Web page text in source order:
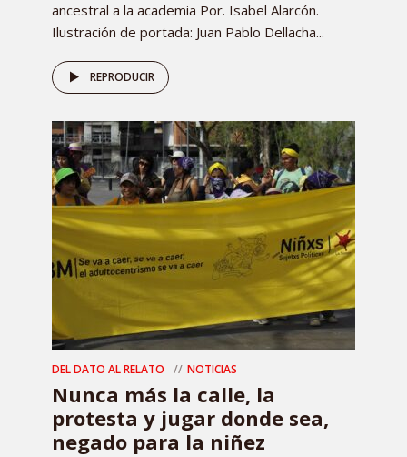
ancestral a la academia Por. Isabel Alarcón.
Ilustración de portada: Juan Pablo Dellacha...
REPRODUCIR
DEL DATO AL RELATO NOTICIAS
Nunca más la calle, la
protesta y jugar donde sea,
negado para la niñez